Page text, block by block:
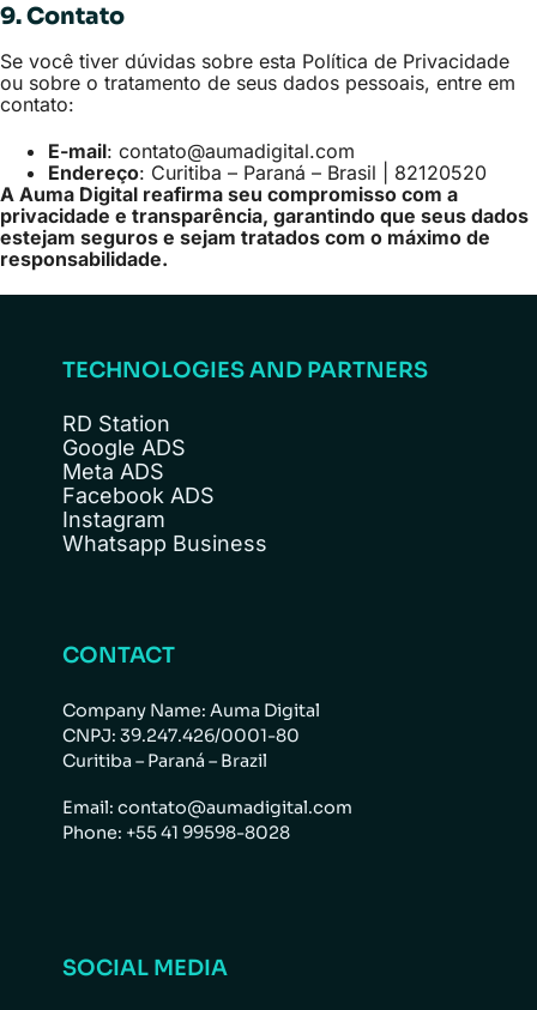
9. Contato
Se você tiver dúvidas sobre esta Política de Privacidade
ou sobre o tratamento de seus dados pessoais, entre em
contato:
E-mail: contato@aumadigital.com
Endereço: Curitiba – Paraná – Brasil | 82120520
A Auma Digital reafirma seu compromisso com a
privacidade e transparência, garantindo que seus dados
estejam seguros e sejam tratados com o máximo de
responsabilidade.
TECHNOLOGIES AND PARTNERS
RD Station
Google ADS
Meta ADS
Facebook ADS
Instagram
Whatsapp Business
CONTACT
Company Name: Auma Digital
CNPJ: 39.247.426/0001-80
Curitiba – Paraná – Brazil
Email: contato@aumadigital.com
Phone: +55 41 99598-8028
SOCIAL MEDIA